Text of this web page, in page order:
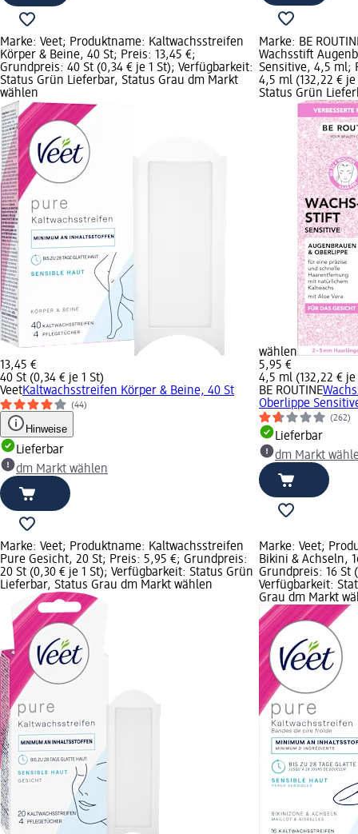
Marke: Veet; Produktname: Kaltwachsstreifen
Körper & Beine, 40 St; Preis: 13,45 €;
Grundpreis: 40 St (0,34 € je 1 St); Verfügbarkeit:
Status Grün Lieferbar, Status Grau dm Markt
wählen
13,45 €
40 St (0,34 € je 1 St)
VeetKaltwachsstreifen Körper & Beine, 40 St
(44)
Hinweise
Lieferbar
dm Markt wählen
Marke: BE
Wachsstift
Sensitive, 4,5 ml;
4,5 ml (132,22 €
Status Grün
wählen
5,95 €
4,5 ml (132,22 € je
BE ROUTINE
Oberlippe
(262)
Lieferbar
dm Markt
Marke: Veet; Produktname: Kaltwachsstreifen
Pure Gesicht, 20 St; Preis: 5,95 €; Grundpreis:
20 St (0,30 € je 1 St); Verfügbarkeit: Status Grün
Lieferbar, Status Grau dm Markt wählen
Marke: Veet;
Bikini & Achseln,
Grundpreis: 16 St
Verfügbarkeit:
Grau dm Markt